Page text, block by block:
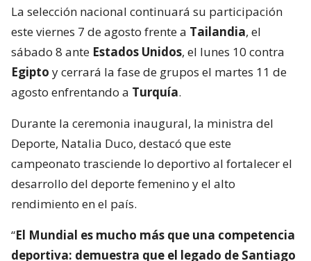
La selección nacional continuará su participación
este viernes 7 de agosto frente a Tailandia, el
sábado 8 ante Estados Unidos, el lunes 10 contra
Egipto y cerrará la fase de grupos el martes 11 de
agosto enfrentando a Turquía.
Durante la ceremonia inaugural, la ministra del
Deporte, Natalia Duco, destacó que este
campeonato trasciende lo deportivo al fortalecer el
desarrollo del deporte femenino y el alto
rendimiento en el país.
“El Mundial es mucho más que una competencia
deportiva: demuestra que el legado de Santiago